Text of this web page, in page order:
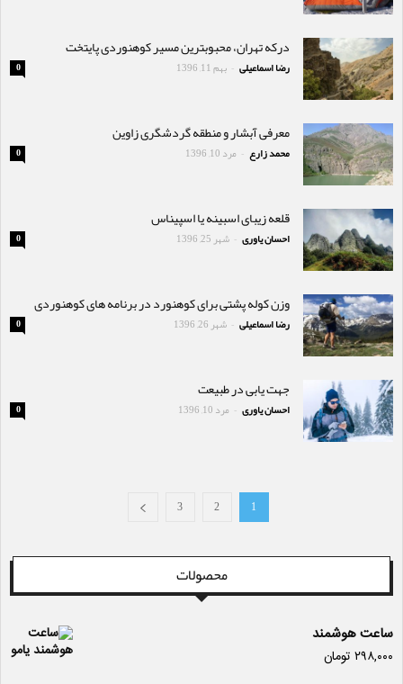
درکه تهران، محبوبترین مسیر کوهنوردی پایتخت
رضا اسماعیلی - بهم 11, 1396 0
معرفی آبشار و منطقه گردشگری زاوین
محمد زارع - مرد 10, 1396 0
قلعه زیبای اسبینه یا اسپیناس
احسان یاوری - شهر 25, 1396 0
وزن کوله پشتی برای کوهنورد در برنامه های کوهنوردی
رضا اسماعیلی - شهر 26, 1396 0
جهت یابی در طبیعت
احسان یاوری - مرد 10, 1396 0
1
2
3
محصولات
ساعت هوشمند
۲۹۸,۰۰۰ تومان